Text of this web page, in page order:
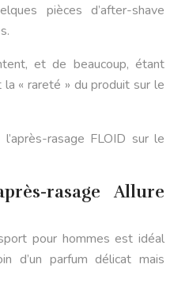
pièces d’after-shave
et de beaucoup, étant
« rareté » du produit sur le
rasage FLOID sur le
rasage Allure
pour hommes est idéal
d’un parfum délicat mais